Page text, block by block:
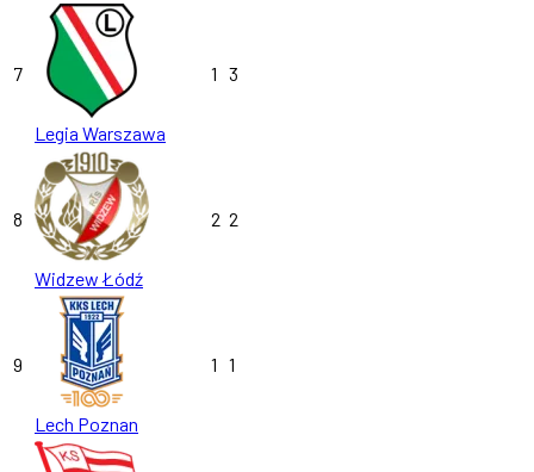
7
Legia Warszawa
1 3
8
Widzew Łódź
2 2
9
Lech Poznan
1 1